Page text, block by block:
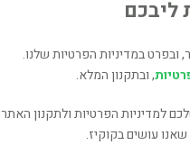
יומנו של חנון עובדות
החיים
רכישה ישירה
ליבכם
ובפרט במדיניות הפרטיות שלנו.
, ובתקנון המלא.
למדיניות הפרטיות ולתקנון האתר
עושים בקוקיז.